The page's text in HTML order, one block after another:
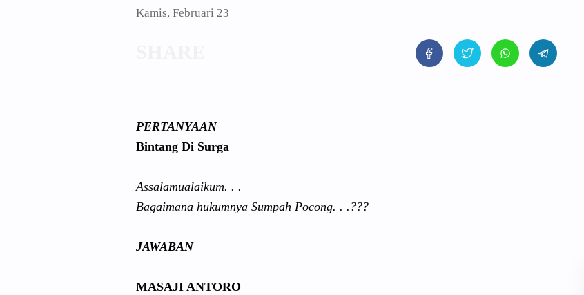
Kamis, Februari 23
PERTANYAAN
Bintang Di Surga
Assalamualaikum. . .
Bagaimana hukumnya Sumpah Pocong. . .???
JAWABAN
MASAJI ANTORO